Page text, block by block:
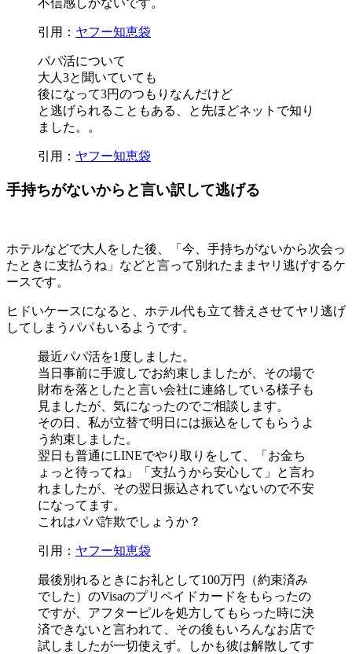
不信感しかないです。
引用： ヤフー知恵袋
パパ活について
大人3と聞いていても
後になって3円のつもりなんだけど
と逃げられる こともある、と先ほどネットで知り
ました。。
引用： ヤフー知恵袋
手持ちがないからと言い訳して逃げる
ホテルなどで大人をした後、「今、手持ちがないから次会っ
たときに支払うね」などと言って別れたままヤリ逃げするケ
ースです。
ヒドいケースになると、ホテル代も立て替えさせてヤリ逃げ
してしまうパパもいるようです。
最近パパ活を1度しました。
当日事前に手渡しでお約束しましたが、その場で
財布を落としたと言い会社に連絡している様子も
見ましたが、気になったのでご相談します。
その日、私が立替で明日には振込をしてもらうよ
う約束しました。
翌日も普通にLINEでやり取りをして、「お金ち
ょっと待ってね」「支払うから安心して」と言わ
れましたが、 その翌日振込されていないので不安
になってます。
これはパパ詐欺でしょうか？
引用： ヤフー知恵袋
最後別れるときにお礼として100万円（約束済み
でした）のVisaのプリペイドカードをもらったの
ですが、アフターピルを処方してもらった時に決
済できないと言われて、 その後もいろんなお店で
試しましたが一切使えず。
しかも彼は解散してす